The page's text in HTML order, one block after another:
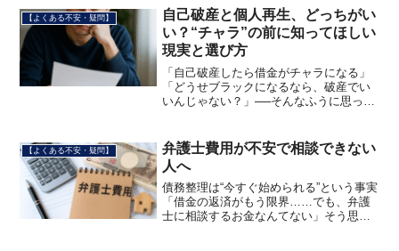
記事では債務整理のデメリットを正直に
解説した上で、「それでも...
【よくある不安・疑問】
自己破産と個人再生、どっちがい
い？“チャラ”の前に知ってほしい
現実と選び方
「自己破産したら借金がチャラになる」
「どうせブラックになるなら、破産でい
いんじゃない？」──そんなふうに思って
もその一方で、「そんなに単純な話では
ない」というのが現実で...
【よくある不安・疑問】
弁護士費用が不安で相談できない
人へ
債務整理は“今すぐ始められる”という事実
「借金の返済がもう限界……でも、弁護
士に相談するお金なんてない」そう思っ